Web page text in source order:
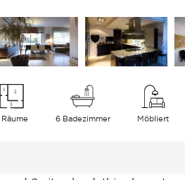
Räume 6 Badezimmer Möbliert